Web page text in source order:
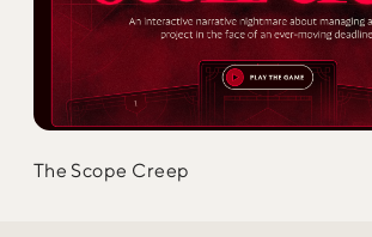
The Scope Creep